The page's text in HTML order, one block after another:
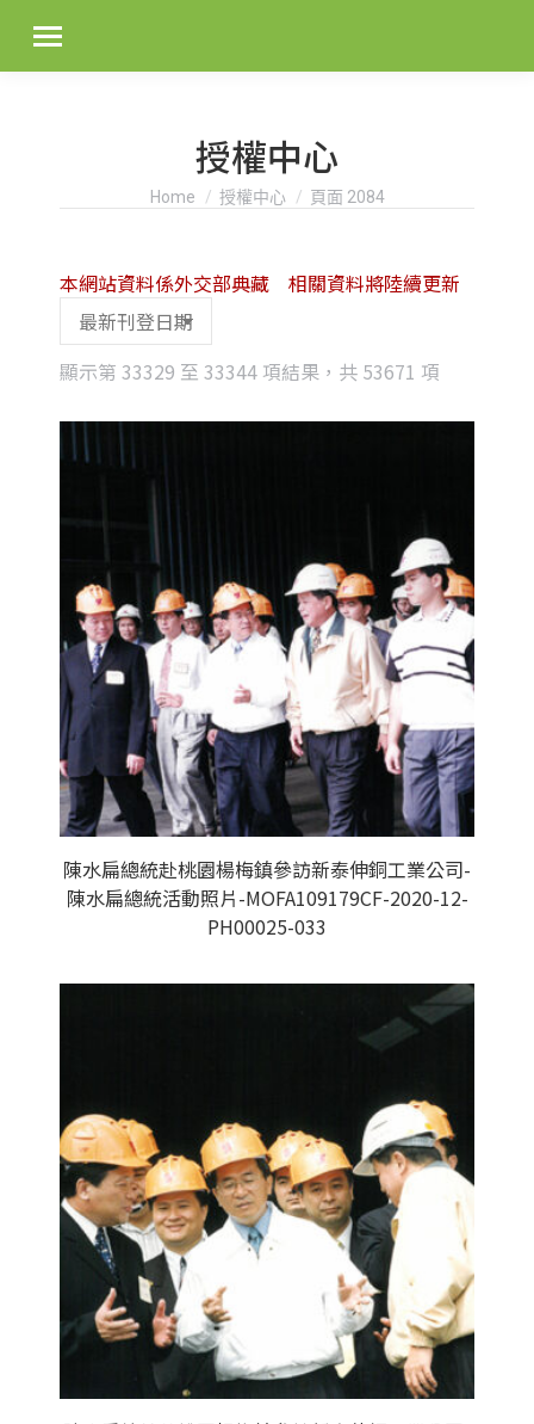
授權中心
You are here:
Home 授權中心 頁面 2084
顯示第 33329 至 33344 項結果，共 53671 項
latest
本網站資料係外交部典藏 相關資料將陸續更新
陳水扁總統赴桃園楊梅鎮參訪新泰伸銅工業公司-
陳水扁總統活動照片-MOFA109179CF-2020-12-
PH00025-033